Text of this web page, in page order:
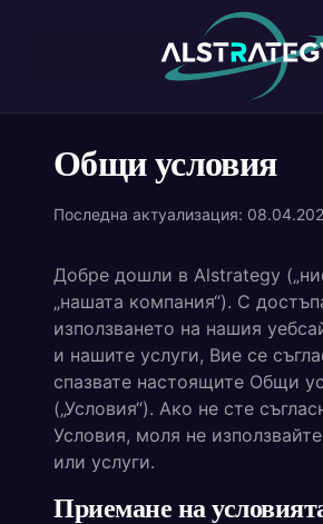
Общи условия
Последна актуализация:
Добре дошли в Alstrategy
„нашата компания“). С
използването на нашия
и нашите услуги, Вие се
спазвате настоящите Общи
(„Условия“). Ако не сте
Условия, моля не
или услуги.
Приемане на